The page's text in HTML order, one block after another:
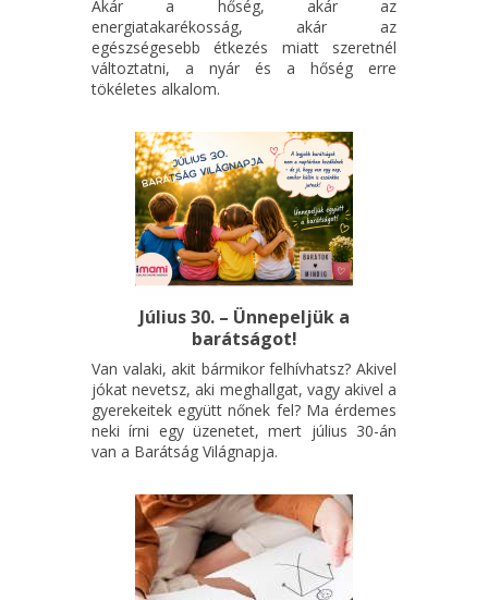
Akár a hőség, akár az
energiatakarékosság, akár az
egészségesebb étkezés miatt szeretnél
változtatni, a nyár és a hőség erre
tökéletes alkalom.
Július 30. – Ünnepeljük a
barátságot!
Van valaki, akit bármikor felhívhatsz? Akivel
jókat nevetsz, aki meghallgat, vagy akivel a
gyerekeitek együtt nőnek fel? Ma érdemes
neki írni egy üzenetet, mert július 30-án
van a Barátság Világnapja.